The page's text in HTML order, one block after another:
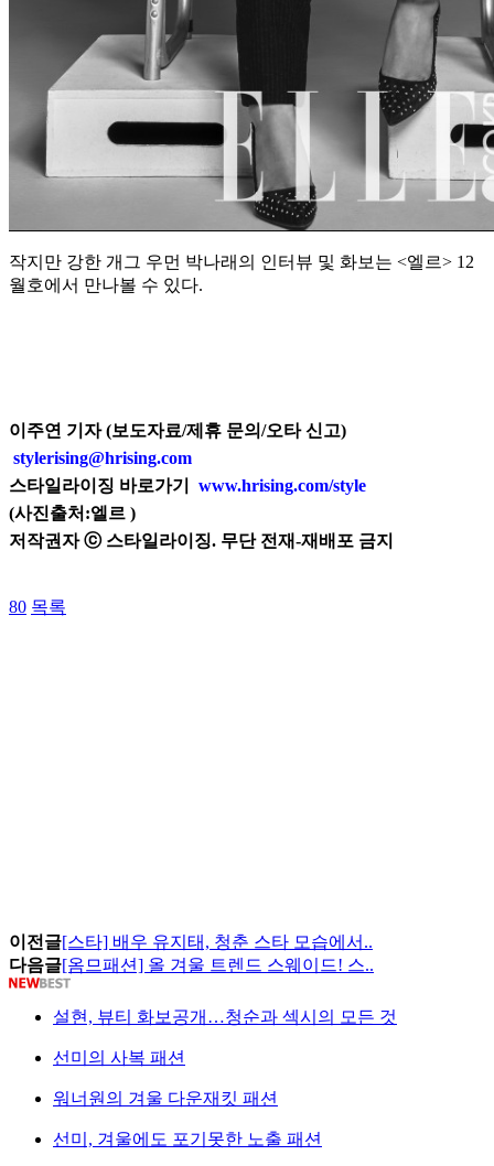
작지만 강한 개그 우먼 박나래의 인터뷰 및 화보는 <엘르> 12
월호에서 만나볼 수 있다.
이주연 기자 (보도자료/제휴 문의/오타 신고)
stylerising@hrising.com
스타일라이징 바로가기 www.hrising.com/style
(사진출처:엘르 )
저작권자 ⓒ 스타일라이징. 무단 전재-재배포 금지
80 목록
이전글[스타] 배우 유지태, 청춘 스타 모습에서..
다음글[옴므패션] 올 겨울 트렌드 스웨이드! 스..
설현, 뷰티 화보공개…청순과 섹시의 모든 것
선미의 사복 패션
워너원의 겨울 다운재킷 패션
선미, 겨울에도 포기못한 노출 패션